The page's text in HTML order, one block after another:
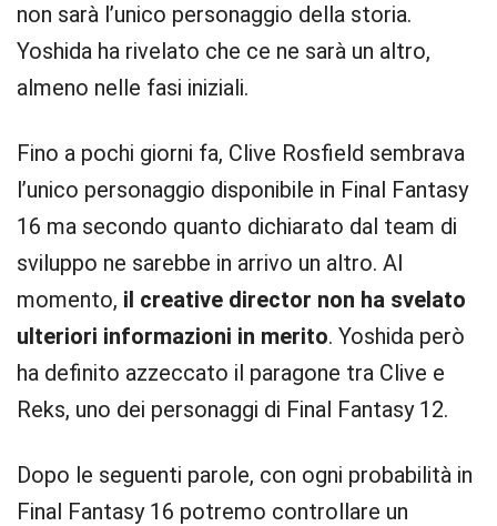
non sarà l’unico personaggio della storia.
Yoshida ha rivelato che ce ne sarà un altro,
almeno nelle fasi iniziali.
Fino a pochi giorni fa, Clive Rosfield sembrava
l’unico personaggio disponibile in Final Fantasy
16 ma secondo quanto dichiarato dal team di
sviluppo ne sarebbe in arrivo un altro. Al
momento, il creative director non ha svelato
ulteriori informazioni in merito. Yoshida però
ha definito azzeccato il paragone tra Clive e
Reks, uno dei personaggi di Final Fantasy 12.
Dopo le seguenti parole, con ogni probabilità in
Final Fantasy 16 potremo controllare un